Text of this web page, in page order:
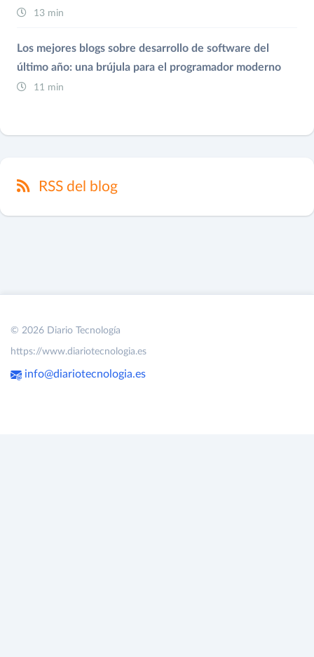
13 min
Los mejores blogs sobre desarrollo de software del
último año: una brújula para el programador moderno
11 min
RSS del blog
© 2026 Diario Tecnología
https://www.diariotecnologia.es
info@diariotecnologia.es